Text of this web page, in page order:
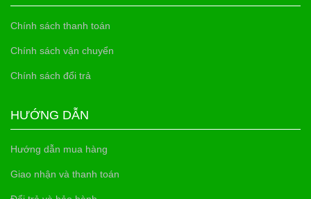
Chính sách thanh toán
Chính sách vận chuyển
Chính sách đổi trả
HƯỚNG DẪN
Hướng dẫn mua hàng
Giao nhận và thanh toán